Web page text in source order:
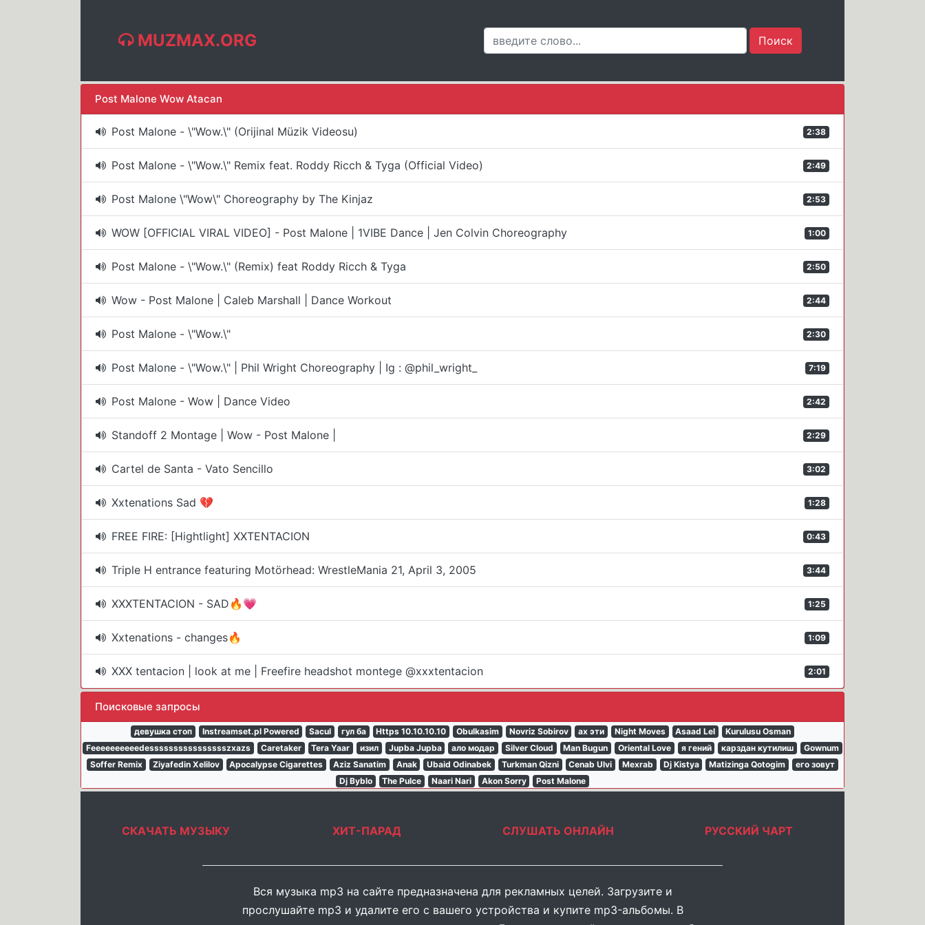
MUZMAX.ORG
Post Malone Wow Atacan
2:38
Post Malone - \"Wow.\" (Orijinal Müzik Videosu)
2:49
Post Malone - \"Wow.\" Remix feat. Roddy Ricch & Tyga (Official Video)
2:53
Post Malone \"Wow\" Choreography by The Kinjaz
1:00
WOW [OFFICIAL VIRAL VIDEO] - Post Malone | 1VIBE Dance | Jen Colvin Choreography
2:50
Post Malone - \"Wow.\" (Remix) feat Roddy Ricch & Tyga
2:44
Wow - Post Malone | Caleb Marshall | Dance Workout
2:30
Post Malone - \"Wow.\"
7:19
Post Malone - \"Wow.\" | Phil Wright Choreography | Ig : @phil_wright_
2:42
Post Malone - Wow | Dance Video
2:29
Standoff 2 Montage | Wow - Post Malone |
3:02
Cartel de Santa - Vato Sencillo
1:28
Xxtenations Sad 💔
0:43
FREE FIRE: [Hightlight] XXTENTACION
3:44
Triple H entrance featuring Motörhead: WrestleMania 21, April 3, 2005
1:25
XXXTENTACION - SAD🔥💗
1:09
Xxtenations - changes🔥
2:01
XXX tentacion | look at me | Freefire headshot montege @xxxtentacion
Поисковые запросы
девушка стоп Instreamset.pl Powered Sacul гул ба Https 10.10.10.10 Obulkasim Novriz Sobirov ах эти Night Moves Asaad Lel
Kurulusu Osman
Feeeeeeeeeedesssssssssssssssszxazs
Caretaker Tera Yaar изил Jupba Jupba ало модар Silver Cloud Man Bugun Oriental Love я гений карздан кутилиш
Gownum
Soffer Remix
Ziyafedin Xelilov Apocalypse Cigarettes Aziz Sanatim Anak Ubaid Odinabek Turkman Qizni Cenab Ulvi Mexrab Dj Kistya Matizinga Qotogim
его зовут
Dj Byblo
The Pulce Naari Nari Akon Sorry Post Malone
СКАЧАТЬ МУЗЫКУ ХИТ-ПАРАД СЛУШАТЬ ОНЛАЙН РУССКИЙ ЧАРТ
Вся музыка mp3 на сайте предназначена для рекламных целей. Загрузите и
прослушайте mp3 и удалите его с вашего устройства и купите mp3-альбомы. В